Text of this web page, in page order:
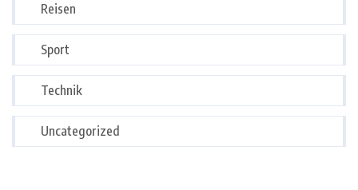
Reisen
Sport
Technik
Uncategorized